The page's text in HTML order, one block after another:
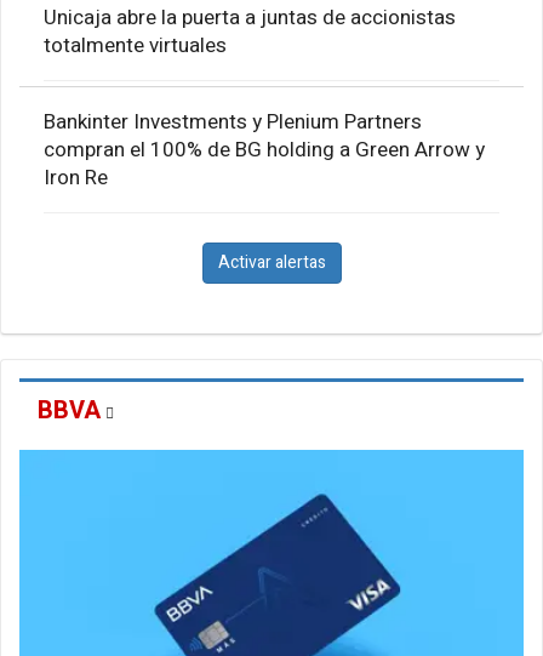
Unicaja abre la puerta a juntas de accionistas
totalmente virtuales
Bankinter Investments y Plenium Partners
compran el 100% de BG holding a Green Arrow y
Iron Re
Activar alertas
BBVA